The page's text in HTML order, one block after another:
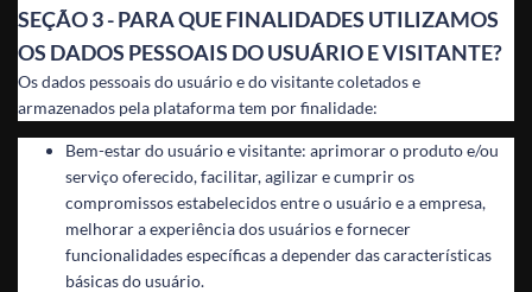
SEÇÃO 3 - PARA QUE FINALIDADES UTILIZAMOS
OS DADOS PESSOAIS DO USUÁRIO E VISITANTE?
Os dados pessoais do usuário e do visitante coletados e
armazenados pela plataforma tem por finalidade:
Bem-estar do usuário e visitante: aprimorar o produto e/ou
serviço oferecido, facilitar, agilizar e cumprir os
compromissos estabelecidos entre o usuário e a empresa,
melhorar a experiência dos usuários e fornecer
funcionalidades específicas a depender das características
básicas do usuário.